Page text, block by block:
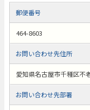
郵便番号
464-8603
お問い合わせ先住所
愛知県名古屋市千種区不
お問い合わせ先部署